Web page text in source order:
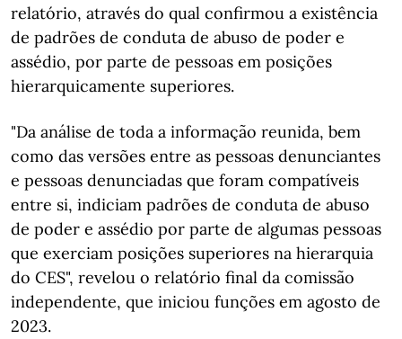
relatório, através do qual confirmou a existência
de padrões de conduta de abuso de poder e
assédio, por parte de pessoas em posições
hierarquicamente superiores.
"Da análise de toda a informação reunida, bem
como das versões entre as pessoas denunciantes
e pessoas denunciadas que foram compatíveis
entre si, indiciam padrões de conduta de abuso
de poder e assédio por parte de algumas pessoas
que exerciam posições superiores na hierarquia
do CES", revelou o relatório final da comissão
independente, que iniciou funções em agosto de
2023.